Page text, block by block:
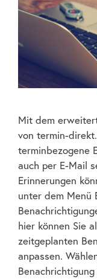
Mit dem
von termin-
terminbezogene
auch per E-Mail
Erinnerungen
unter dem Menü
hier können Sie
zeitgeplanten
anpassen.